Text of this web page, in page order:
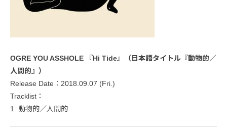
OGRE YOU ASSHOLE 『Hi Tide』（日本語タイトル『動物的／
人間的』）
Release Date：2018.09.07 (Fri.)
Tracklist：
1. 動物的／人間的